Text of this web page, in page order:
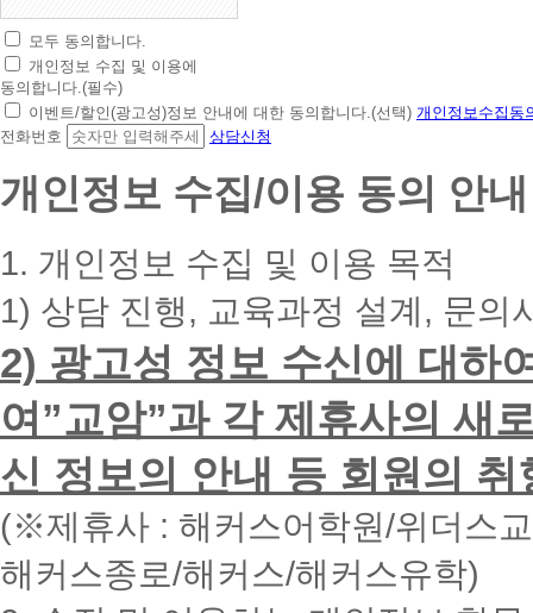
초
간
편
상
담
청
대
폰
입
력
시
면
빠
른
간
내
에
모두 동의합니다.
개인정보 수집 및 이용에
동의합니다.(필수)
이벤트/할인(광고성)정보 안내에 대한 동의합니다.(선택) 개인정보수집동
전화번호
상담신청
개인정보 수집/이용 동의 안내
1. 개인정보 수집 및 이용 목적
1) 상담 진행, 교육과정 설계, 문의
2) 광고성 정보 수신에 대하
여”교암”과 각 제휴사의 새
신 정보의 안내 등 회원의
(※제휴사 : 해커스어학원/위더스
해커스종로/해커스/해커스유학)